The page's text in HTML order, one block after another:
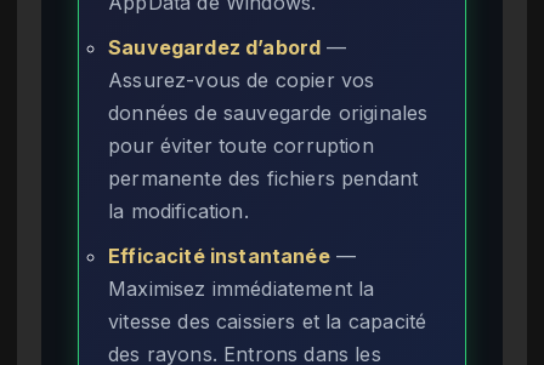
Sauvegardez d’abord —
Assurez-vous de copier vos
données de sauvegarde originales
pour éviter toute corruption
permanente des fichiers pendant
la modification.
Efficacité instantanée—
Maximisez immédiatement la
vitesse des caissiers et la capacité
des rayons. Entrons dans les